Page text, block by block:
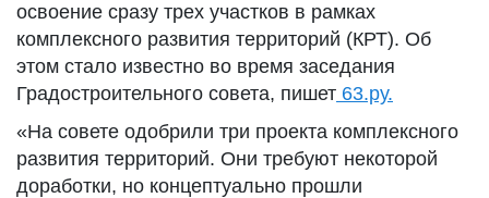
освоение сразу трех участков в рамках
комплексного развития территорий (КРТ). Об
этом стало известно во время заседания
Градостроительного совета, пишет 63.ру.
«На совете одобрили три проекта комплексного
развития территорий. Они требуют некоторой
доработки, но концептуально прошли